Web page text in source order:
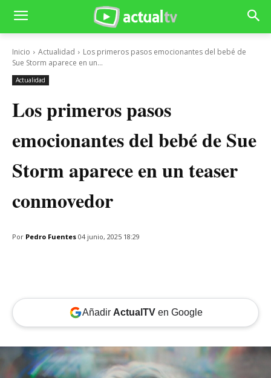
Inicio Actualidad
Los primeros pasos emocionantes del bebé de
Sue Storm aparece en un...
Actualidad
Los primeros pasos
emocionantes del bebé de Sue
Storm aparece en un teaser
conmovedor
Por Pedro Fuentes 04 junio, 2025 18:29
Añadir ActualTVen Google